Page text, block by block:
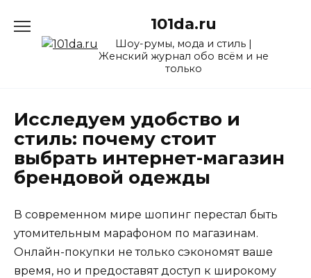
содержанию
101da.ru
Шоу-румы, мода и стиль |
Женский журнал обо всём и не
только
Исследуем удобство и
стиль: почему стоит
выбрать интернет-магазин
брендовой одежды
В современном мире шопинг перестал быть
утомительным марафоном по магазинам.
Онлайн-покупки не только сэкономят ваше
время, но и предоставят доступ к широкому